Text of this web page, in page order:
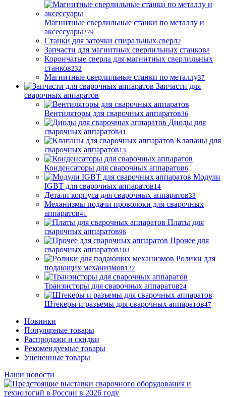
Магнитные сверлильные станки по металлу и
аксессуары279
Станки для заточки спиральных сверл2
Запчасти для магнитных сверлильных станков8
Корончатые сверла для магнитных сверлильных
станков232
Магнитные сверлильные станки по металлу37
Запчасти для
сварочных аппаратов
Вентиляторы для сварочных аппаратов36
Диоды для
сварочных аппаратов41
Клапаны для
сварочных аппаратов13
Конденсаторы для сварочных аппаратов6
Модули
IGBT для сварочных аппаратов14
Детали корпуса для сварочных аппаратов33
Механизмы подачи проволоки для сварочных
аппаратов41
Платы для
сварочных аппаратов98
Прочее для
сварочных аппаратов103
Ролики для
подающих механизмов122
Транзисторы для сварочных аппаратов24
Штекеры и разъемы для сварочных аппаратов47
Новинки
Популярные товары
Распродажи и скидки
Рекомендуемые товары
Уцененные товары
Наши новости